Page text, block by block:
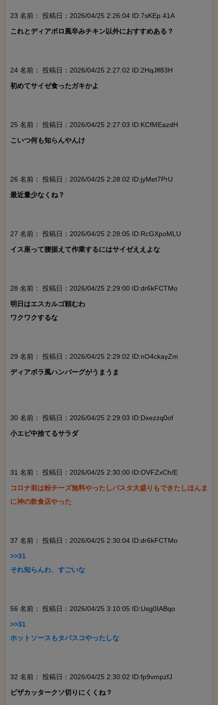
23 名前：
投稿日：2026/04/25 2:26:04 ID:7sKEp.41A
これとディアボロ風辛みチキン以外におすすめある？
24 名前：
投稿日：2026/04/25 2:27:02 ID:2HqJlf83H
初めてサイゼ食ったガキかよ
25 名前：
投稿日：2026/04/25 2:27:03 ID:KCfMEazdH
こいつ何も知らんやんけ
26 名前：
投稿日：2026/04/25 2:28:02 ID:jyMet7PrU
最近量少なくね？
27 名前：
投稿日：2026/04/25 2:28:05 ID:RcGXpoMLU
イス座って腰据えて作業するにはサイゼええよな
28 名前：
投稿日：2026/04/25 2:29:00 ID:dr6kFCTMo
明日はエスカルゴ頼むわ
ワクワクするな
29 名前：
投稿日：2026/04/25 2:29:02 ID:nO4ckayZm
ディアボラ風ハンバーグがうまうま
30 名前：
投稿日：2026/04/25 2:29:03 ID:Dxezzq0of
小エビ中捨てるサラダ
31 名前：
投稿日：2026/04/25 2:30:00 ID:OVFZxCh/E
コロナ前は粉チーズ無料やったしパスタ大盛りもできたしほんま
に神の飲食店やった
37 名前：
投稿日：2026/04/25 2:30:04 ID:dr6kFCTMo
>>31
それ知らんわ、すごいな
56 名前：
投稿日：2026/04/25 3:10:05 ID:Usg0IABqo
>>31
ホットソースもタバスコやったしな
32 名前：
投稿日：2026/04/25 2:30:02 ID:fp9vmpzfJ
ピザカッタークソ切りにくくね？